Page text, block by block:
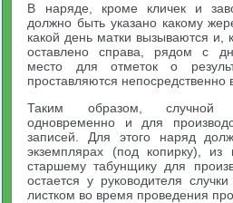
В наряде, кроме кличек и
должно быть указано какому
какой день матки вызываются и,
оставлено справа, рядом с
место для отметок о
проставляются непосредственно
Таким образом, случной
одновременно и для
записей. Для этого наряд
экземплярах (под копирку), из
старшему табунщику для
остается у руководителя
листком во время проведения